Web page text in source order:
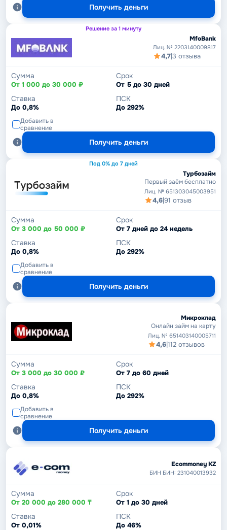
Получить деньги
Решение за 1 минуту
MfoBank
Лиц. № 2203140009817
4,7|3 отзыва
Сумма
От 1 000 до 30 000 ₽
Срок
От 5 до 30 дней
Ставка
До 0,8%
ПСК
До 292%
Добавить в
сравнение
Получить деньги
Под 0% до 7 дней
Турбозайм
Первый заём бесплатно
Лиц. № 651303045003951
4,6|91 отзыв
Сумма
От 3 000 до 50 000 ₽
Срок
От 7 дней до 24 недель
Ставка
До 0,8%
ПСК
До 292%
Добавить в
сравнение
Получить деньги
Микроклад
Онлайн займ на карту
Лиц. № 651403140005711
4,6|112 отзывов
Сумма
От 3 000 до 30 000 ₽
Срок
От 7 до 60 дней
Ставка
До 0,8%
ПСК
До 292%
Добавить в
сравнение
Получить деньги
Ecommoney KZ
БИН БИН: 231040013932
Сумма
От 20 000 до 280 000 ₸
Срок
От 1 до 30 дней
Ставка
От 0,01%
ПСК
До 46%